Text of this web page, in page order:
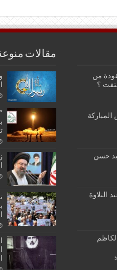
مفقودة من
؟
حسن
التلاوة
مقالات